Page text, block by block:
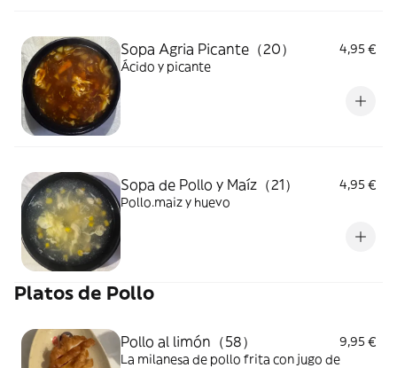
Sopa Agria Picante（20）
4,95 €
Ácido y picante
Sopa de Pollo y Maíz（21）
4,95 €
Pollo.maiz y huevo
Platos de Pollo
Pollo al limón（58）
9,95 €
La milanesa de pollo frita con jugo de